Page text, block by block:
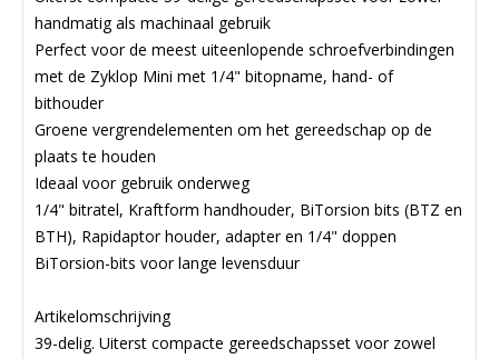
handmatig als machinaal gebruik
Perfect voor de meest uiteenlopende schroefverbindingen
met de Zyklop Mini met 1/4" bitopname, hand- of
bithouder
Groene vergrendelementen om het gereedschap op de
plaats te houden
Ideaal voor gebruik onderweg
1/4" bitratel, Kraftform handhouder, BiTorsion bits (BTZ en
BTH), Rapidaptor houder, adapter en 1/4" doppen
BiTorsion-bits voor lange levensduur
Artikelomschrijving
39-delig. Uiterst compacte gereedschapsset voor zowel